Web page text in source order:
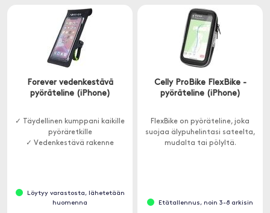
Forever vedenkestävä
pyöräteline (iPhone)
✓ Täydellinen kumppani kaikille
pyöräretkille
✓ Vedenkestävä rakenne
Löytyy varastosta, lähetetään
huomenna
Celly ProBike FlexBike -
pyöräteline (iPhone)
FlexBike on pyöräteline, joka
suojaa älypuhelintasi sateelta,
mudalta tai pölyltä.
Etätallennus, noin 3-8 arkisin